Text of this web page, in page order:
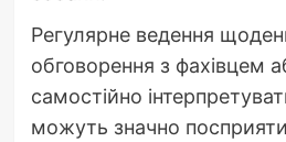
Регулярне ведення
обговорення з фахівцем
самостійно
можуть значно